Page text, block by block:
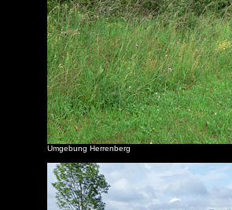
Umgebung Herrenberg